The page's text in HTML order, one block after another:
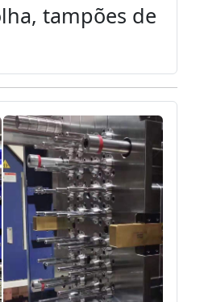
tampões de